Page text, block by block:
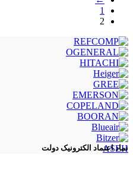
1
2
ASEH
نماد اعتماد الکترونیک دولت